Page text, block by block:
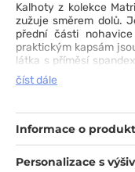
Kalhoty z kolekce
zužuje směrem dolů.
přední části
praktickým kapsám
látka s příměsí
Skvělý poměr ceny a
číst dále
Informace o
Personalizace s